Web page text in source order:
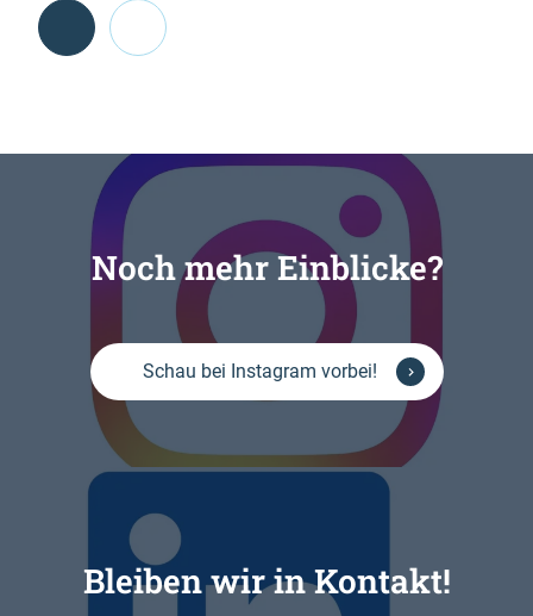
Noch mehr Einblicke?
Schau bei Instagram vorbei!
Bleiben wir in Kontakt!